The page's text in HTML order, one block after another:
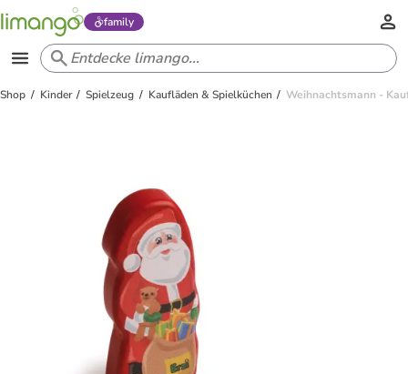
family
Shop Kinder Spielzeug Kaufläden & Spielküchen Weihnachtsmann -